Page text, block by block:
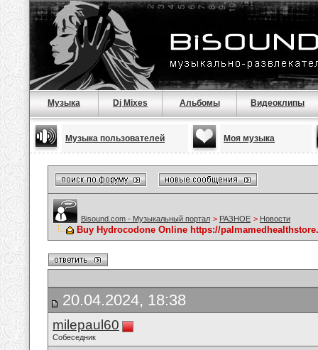
Музыка Dj Mixes Альбомы Видеоклипы
Музыка пользователей Моя музыка
Bisound.com - Музыкальный портал > РАЗНОЕ > Новости
Buy Hydrocodone Online https://
20.04.2024, 18:38
milepaul60
Собеседник